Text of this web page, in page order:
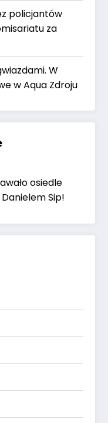
policjantów
za
W
w Aqua Zdroju
osiedle
Sip!